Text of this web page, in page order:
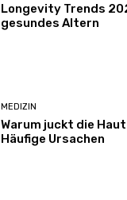
Longevity Trends
gesundes Altern
MEDIZIN
Warum juckt die
Häufige Ursachen